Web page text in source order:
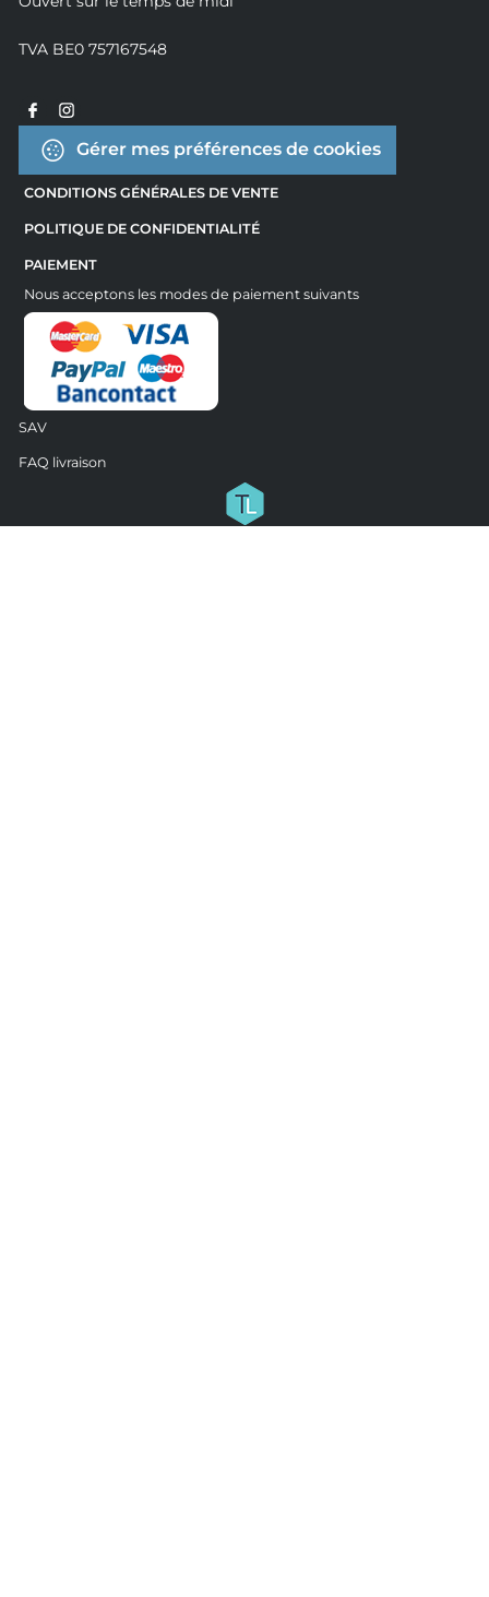
TVA BE0 757167548
Gérer mes préférences de cookies
CONDITIONS GÉNÉRALES DE VENTE
POLITIQUE DE CONFIDENTIALITÉ
PAIEMENT
Nous acceptons les modes de paiement suivants
SAV
FAQ livraison